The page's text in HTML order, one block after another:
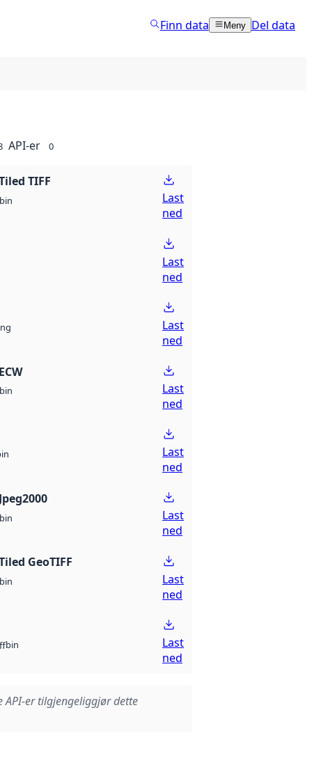
Finn data Meny Del data
API-er 0
TIFF
bin
Last
ned
Last
ned
Last
ned
bin
Last
ned
Last
ned
bin
Last
ned
GeoTIFF
bin
Last
ned
bin
Last
ned
API-er tilgjengeliggjør dette